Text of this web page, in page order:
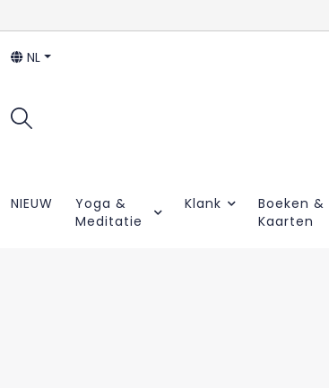
NL
NIEUW
Yoga &
Meditatie
Klank
Boeken &
Kaarten